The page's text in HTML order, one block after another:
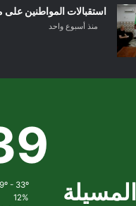
استقبالات المواطنين
منذ أسبوع واحد
المسيلة
39º - 33º
12%